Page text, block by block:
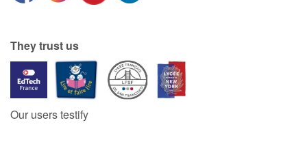
They trust us
Our users testify